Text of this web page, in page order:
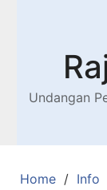
Undangan
Home
Info